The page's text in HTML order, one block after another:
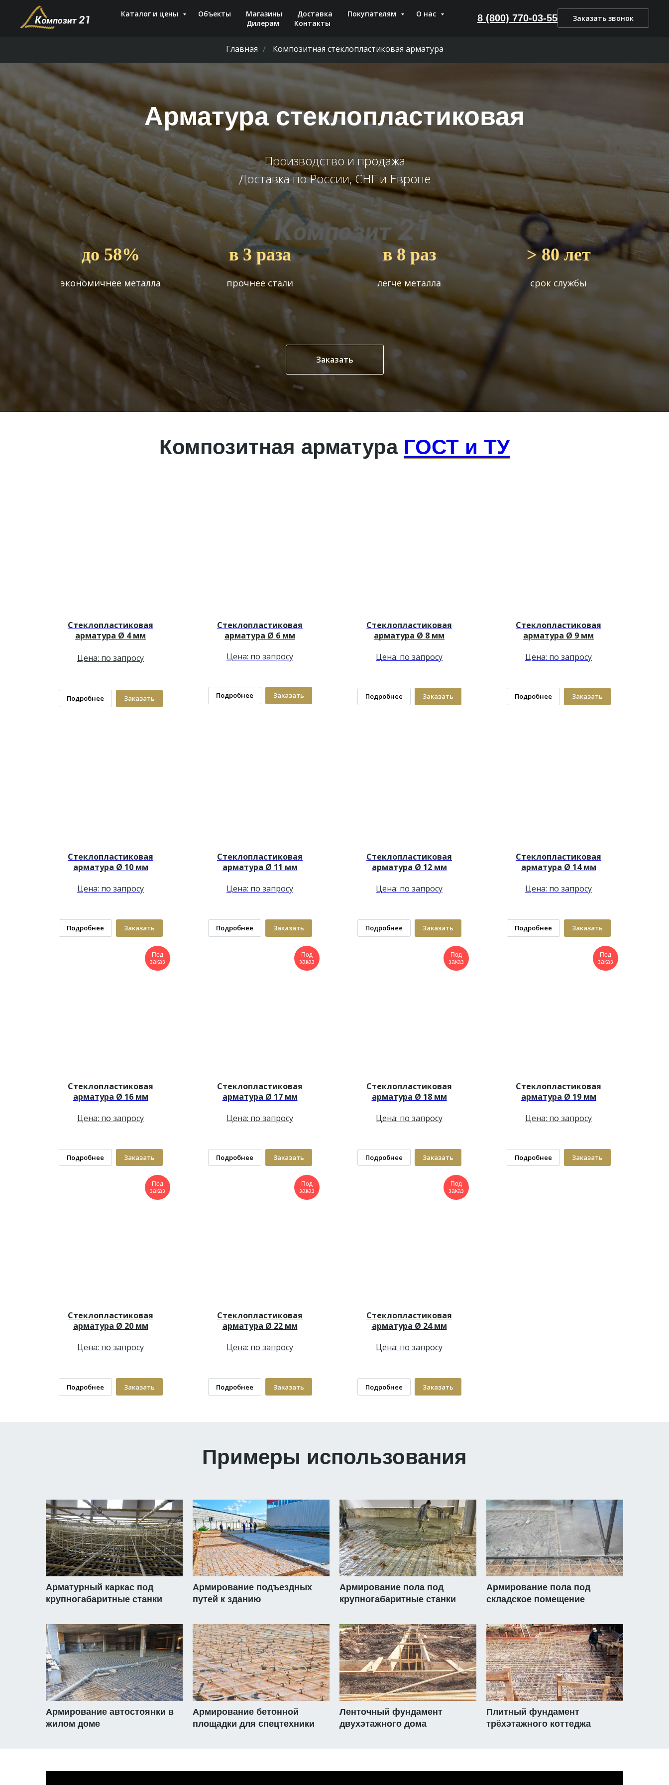
Каталог и цены Объекты Магазины Доставка Покупателям
О нас
Дилерам
Контакты 8 (800) 770-03-55 Заказать звонок
Главная / Композитная стеклопластиковая арматура
Арматура стеклопластиковая
Производство и продажа
Доставка по России, СНГ и Европе
до 58%
экономичнее металла
в 3 раза
прочнее стали
в 8 раз
легче металла
> 80 лет
срок службы
Заказать
Композитная арматура ГОСТ и ТУ
Стеклопластиковая
арматура Ø 4 мм
Цена: по запросу
Подробнее Заказать
Стеклопластиковая
арматура Ø 6 мм
Цена: по запросу
Подробнее Заказать
Стеклопластиковая
арматура Ø 8 мм
Цена: по запросу
Подробнее Заказать
Стеклопластиковая
арматура Ø 9 мм
Цена: по запросу
Подробнее Заказать
Стеклопластиковая
арматура Ø 10 мм
Цена: по запросу
Подробнее Заказать
Стеклопластиковая
арматура Ø 11 мм
Цена: по запросу
Подробнее Заказать
Стеклопластиковая
арматура Ø 12 мм
Цена: по запросу
Подробнее Заказать
Стеклопластиковая
арматура Ø 14 мм
Цена: по запросу
Подробнее Заказать
Под
заказ
Стеклопластиковая
арматура Ø 16 мм
Цена: по запросу
Подробнее Заказать
Под
заказ
Стеклопластиковая
арматура Ø 17 мм
Цена: по запросу
Подробнее Заказать
Под
заказ
Стеклопластиковая
арматура Ø 18 мм
Цена: по запросу
Подробнее Заказать
Под
заказ
Стеклопластиковая
арматура Ø 19 мм
Цена: по запросу
Подробнее Заказать
Под
заказ
Стеклопластиковая
арматура Ø 20 мм
Цена: по запросу
Подробнее Заказать
Под
заказ
Стеклопластиковая
арматура Ø 22 мм
Цена: по запросу
Подробнее Заказать
Под
заказ
Стеклопластиковая
арматура Ø 24 мм
Цена: по запросу
Подробнее Заказать
Примеры использования
Арматурный каркас под
крупногабаритные станки
Армирование подъездных
путей к зданию
Армирование пола под
крупногабаритные станки
Армирование пола под
складское помещение
Армирование автостоянки в
жилом доме
Армирование бетонной
площадки для спецтехники
Ленточный фундамент
двухэтажного дома
Плитный фундамент
трёхэтажного коттеджа